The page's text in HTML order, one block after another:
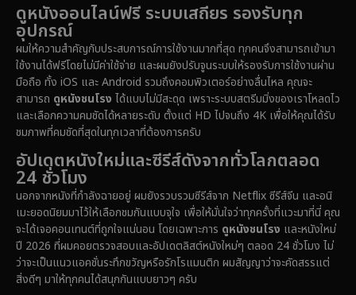
Dystopian
Emotional (61)
Epic มหากาพย์ (219)
Family ครอบครัว
Fantasy จินตนาการ (324)
Fiction (14)
ดูหนังออนไลน์ฟรี ระบบเสถียร รองรับทุก
อุปกรณ์
ผมให้ความสำคัญกับประสบการณ์การใช้งานมากที่สุด ทุกคนจึงสามารถเข้ามา
ใช้งานได้ฟรีโดยไม่มีค่าใช้จ่าย และผมยังปรับจูนระบบให้รองรับการใช้งานผ่าน
มือถือ ทั้ง iOS และ Android รวมถึงคอมพิวเตอร์อย่างลื่นไหล คุณจะ
สามารถ ดูหนังชนโรง ได้แบบไม่มีสะดุด เพราะระบบสตรีมมิ่งของเราโหลดไว
และเลือกความคมชัดได้หลายระดับ ตั้งแต่ HD ไปจนถึง 4K เพื่อให้คุณได้รับ
ชมภาพที่คมชัดที่สุดในทุกเวลาที่ต้องการครับ
อัปเดตหนังใหม่และซีรีส์ดังจากทั่วโลกตลอด
24 ชั่วโมง
นอกจากหนังที่กำลังฉายอยู่ ผมยังรวบรวมซีรีส์จาก Netflix ซีรีส์จีน และอนิ
เมะยอดนิยมมาไว้ให้เลือกชมกันแบบจุใจ เพื่อให้มั่นใจว่าทุกครั้งที่แวะมาที่นี่ คุณ
จะได้เจอคอนเทนต์ที่ถูกใจแน่นอน โดยเฉพาะการ ดูหนังชนโรง และหนังใหม่
ปี 2026 ที่ผมคอยตรวจสอบและอัปเดตลิสต์หนังใหม่ๆ ตลอด 24 ชั่วโมง ไม่
ว่าจะเป็นแนวแอคชั่นระทึกขวัญหรือรักโรแมนติก ผมสัญญาว่าจะคัดสรรแต่
สิ่งดีๆ มาให้ทุกคนได้สนุกกันแบบยาวๆ ครับ